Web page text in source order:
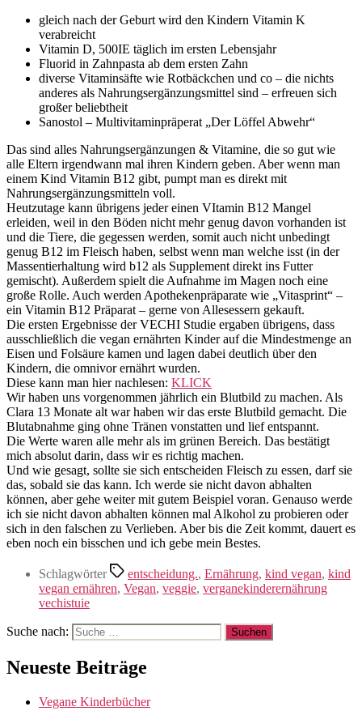
gleich nach der Geburt wird den Kindern Vitamin K
verabreicht
Vitamin D, 500IE täglich im ersten Lebensjahr
Fluorid in Zahnpasta ab dem ersten Zahn
diverse Vitaminsäfte wie Rotbäckchen und co – die nichts
anderes als Nahrungsergänzungsmittel sind – erfreuen sich
großer beliebtheit
Sanostol – Multivitaminpräperat „Der Löffel Abwehr“
Das sind alles Nahrungsergänzungen & Vitamine, die so gut wie
alle Eltern irgendwann mal ihren Kindern geben. Aber wenn man
einem Kind Vitamin B12 gibt, pumpt man es direkt mit
Nahrungsergänzungsmitteln voll.
Heutzutage kann übrigens jeder einen VItamin B12 Mangel
erleiden, weil in den Böden nicht mehr genug davon vorhanden ist
und die Tiere, die gegessen werden, somit auch nicht unbedingt
genug B12 im Fleisch haben, selbst wenn man welche isst (in der
Massentierhaltung wird b12 als Supplement direkt ins Futter
gemischt). Außerdem spielt die Aufnahme im Magen noch eine
große Rolle. Auch werden Apothekenpräparate wie „Vitasprint“ –
ein Vitamin B12 Präparat – gerne von Allesessern gekauft.
Die ersten Ergebnisse der VECHI Studie ergaben übrigens, dass
ausschließlich die vegan ernährten Kinder auf die Mindestmenge an
Eisen und Folsäure kamen und lagen dabei deutlich über den
Kindern, die omnivor ernährt wurden.
Diese kann man hier nachlesen: KLICK
Wir haben uns vorgenommen jährlich ein Blutbild zu machen. Als
Clara 13 Monate alt war haben wir das erste Blutbild gemacht. Die
Blutabnahme ging ohne Tränen vonstatten und lief entspannt.
Die Werte waren alle mehr als im grünen Bereich. Das bestätigt
mich absolut darin, dass wir es richtig machen.
Und wie gesagt, sollte sie sich entscheiden Fleisch zu essen, darf sie
das, sobald sie das kann. Ich werde sie nicht davon abhalten
können, aber gehe weiter mit gutem Beispiel voran. Genauso werde
ich sie nicht davon abhalten können mal Alkohol zu probieren oder
sich in den falschen zu Verlieben. Aber bis die Zeit kommt, dauert es
eben noch ein bisschen und ich gebe mein Bestes.
Schlagwörter entscheidung., Ernährung, kind vegan, kind
vegan ernähren, Vegan, veggie, verganekinderernährung
vechistuie
Suche nach:
Neueste Beiträge
Vegane Kinderbücher